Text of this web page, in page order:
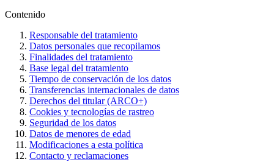
Contenido
Responsable del tratamiento
Datos personales que recopilamos
Finalidades del tratamiento
Base legal del tratamiento
Tiempo de conservación de los datos
Transferencias internacionales de datos
Derechos del titular (ARCO+)
Cookies y tecnologías de rastreo
Seguridad de los datos
Datos de menores de edad
Modificaciones a esta política
Contacto y reclamaciones